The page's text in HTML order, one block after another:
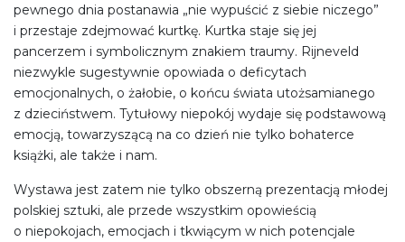
pewnego dnia postanawia „nie wypuścić z siebie niczego”
i przestaje zdejmować kurtkę. Kurtka staje się jej
pancerzem i symbolicznym znakiem traumy. Rijneveld
niezwykle sugestywnie opowiada o deficytach
emocjonalnych, o żałobie, o końcu świata utożsamianego
z dzieciństwem. Tytułowy niepokój wydaje się podstawową
emocją, towarzyszącą na co dzień nie tylko bohaterce
książki, ale także i nam.
Wystawa jest zatem nie tylko obszerną prezentacją młodej
polskiej sztuki, ale przede wszystkim opowieścią
o niepokojach, emocjach i tkwiącym w nich potencjale